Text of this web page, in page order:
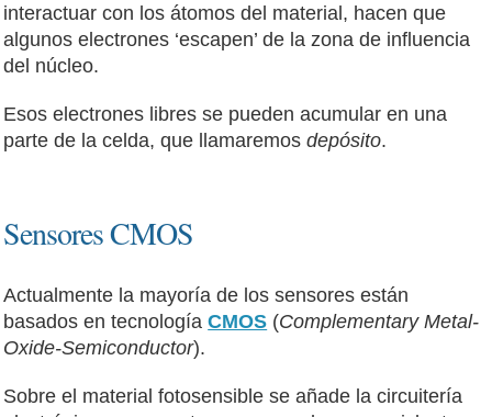
interactuar con los átomos del material, hacen que
algunos electrones ‘escapen’ de la zona de influencia
del núcleo.
Esos electrones libres se pueden acumular en una
parte de la celda, que llamaremosdepósito.
Sensores CMOS
Actualmente la mayoría de los sensores están
basados en tecnologíaCMOS (Complementary Metal-
Oxide-Semiconductor).
Sobre el material fotosensible se añade la circuitería